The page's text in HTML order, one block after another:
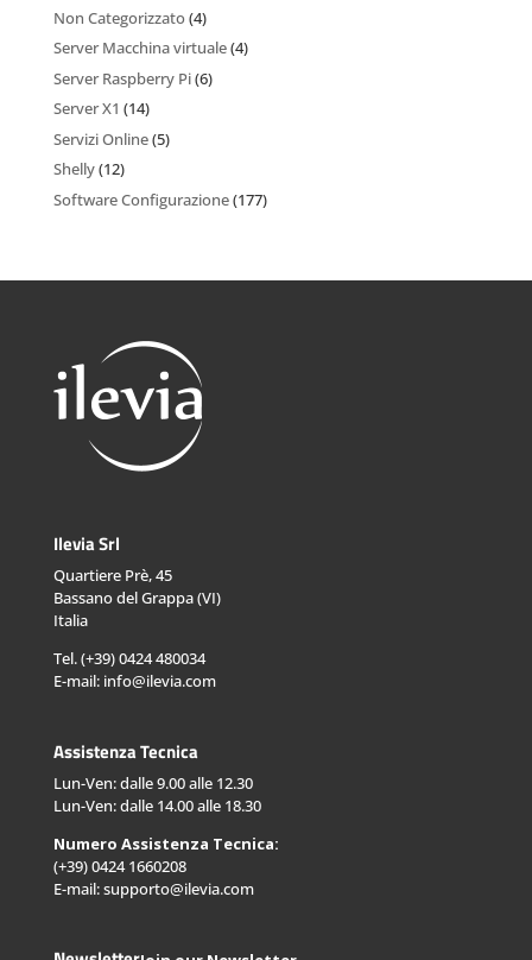
Non Categorizzato(4)
Server Macchina virtuale(4)
Server Raspberry Pi(6)
Server X1 (14)
Servizi Online(5)
Shelly(12)
Software Configurazione(177)
Ilevia Srl
Quartiere Prè, 45
Bassano del Grappa (VI)
Italia
Tel. (+39) 0424 480034
E-mail: info@ilevia.com
Assistenza Tecnica
Lun-Ven: dalle 9.00 alle 12.30
Lun-Ven: dalle 14.00 alle 18.30
Numero Assistenza Tecnica:
(+39) 0424 1660208
E-mail: supporto@ilevia.com